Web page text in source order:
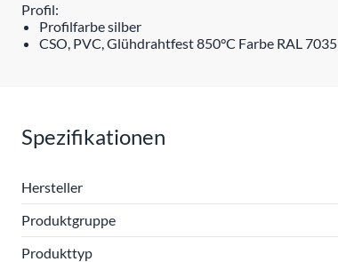
Profil:
Profilfarbe silber
CSO, PVC, Glühdrahtfest 850°C Farbe RAL 7035
Spezifikationen
Hersteller
Produktgruppe
Produkttyp